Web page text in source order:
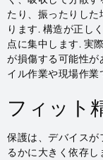
たり、振ったりし
ります. 構造が正し
点に集中します. 実
が損傷する可能性が
イル作業や現場作
フィット
保護は、デバイスが
るかに大きく依存